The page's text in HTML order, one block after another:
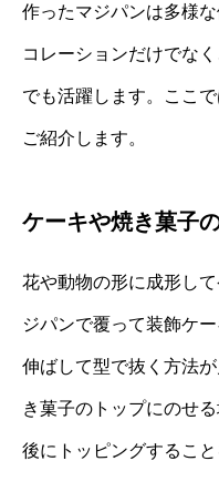
作ったマジパンは多様
コレーションだけでな
でも活躍します。ここ
ご紹介します。
ケーキや焼き菓子
花や動物の形に成形し
ジパンで覆って装飾ケ
伸ばして型で抜く方法
き菓子のトップにのせ
後にトッピングすること